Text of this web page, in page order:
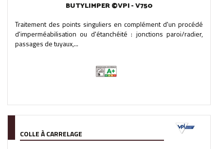
BUTYLIMPER ©VPI - V750
Traitement des points singuliers en complément d'un procédé
d'imperméabilisation ou d'étanchéité : jonctions paroi/radier,
passages de tuyaux,...
COLLE À CARRELAGE